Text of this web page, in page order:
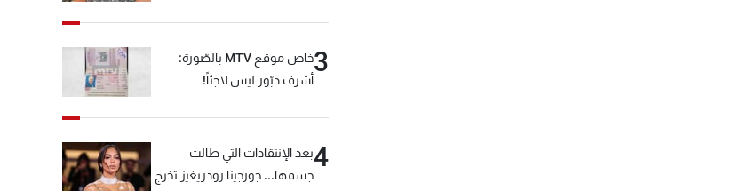
3
خاص موقع MTV بالصّورة:
أشرف دبّور ليس لاجئاً!
4بعد الإنتقادات التي طالت
جسمها... جورجينا رودريغيز تخرج